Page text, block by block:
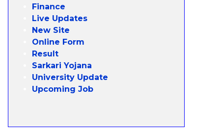
Finance
Live Updates
New Site
Online Form
Result
Sarkari Yojana
University Update
Upcoming Job